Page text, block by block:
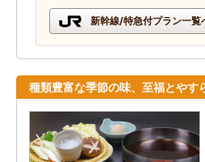
新幹線/特急付プラン一覧
種類豊富な季節の味、至福とやす